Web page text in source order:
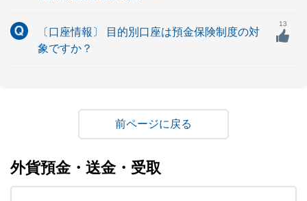
〔口座情報〕 目的別口座は預金保険制度の対
象ですか？
13
戻る
外貨預金・送金・受取